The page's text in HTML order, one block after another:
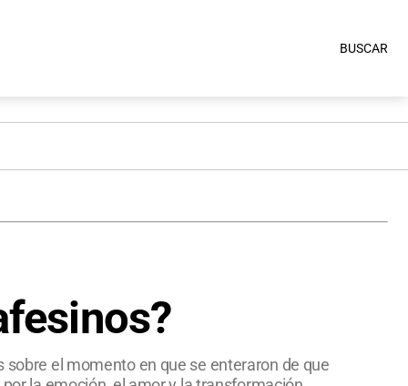
BUSCAR
el momento en que se enteraron de que